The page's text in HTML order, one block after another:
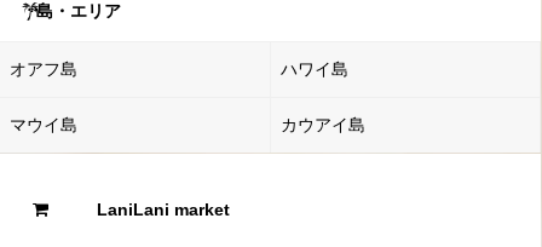
島・エリア
オアフ島 ハワイ島
マウイ島 カウアイ島
LaniLani market